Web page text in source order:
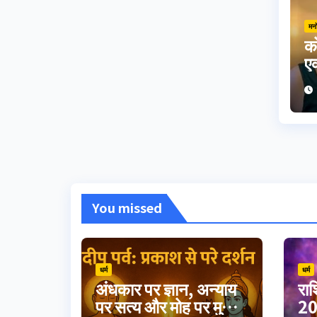
You missed
धर्म
अंधकार पर ज्ञान, अन्याय
पर सत्य और मोह पर मुक्ति
धर्म